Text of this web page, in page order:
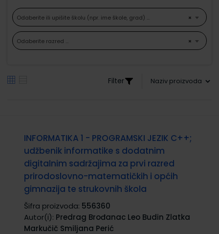
×
Odaberite ili upišite školu (npr. ime škole, grad) ...
×
Odaberite razred ...
Filter
INFORMATIKA 1 - PROGRAMSKI JEZIK C++;
udžbenik informatike s dodatnim
digitalnim sadržajima za prvi razred
prirodoslovno-matematičkih i općih
gimnazija te strukovnih škola
Šifra proizvoda: 556360
Autor(i): Predrag Brođanac Leo Budin Zlatka
Markučič Smiljana Perić